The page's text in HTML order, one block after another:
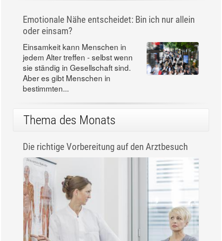
Emotionale Nähe entscheidet: Bin ich nur allein
oder einsam?
Einsamkeit kann Menschen in
jedem Alter treffen - selbst wenn
sie ständig in Gesellschaft sind.
Aber es gibt Menschen in
bestimmten...
Thema des Monats
Die richtige Vorbereitung auf den Arztbesuch